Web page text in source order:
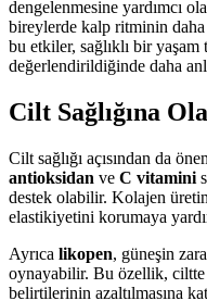
dengelenmesine yardımcı
bireylerde kalp ritminin
bu etkiler, sağlıklı bir
değerlendirildiğinde daha
Cilt Sağlığına
Cilt sağlığı açısından da
antioksidan ve C vitamini
destek olabilir. Kolajen
elastikiyetini korumaya
Ayrıca likopen, güneşin
oynayabilir. Bu özellik, ciltte
belirtilerinin azaltılmasına